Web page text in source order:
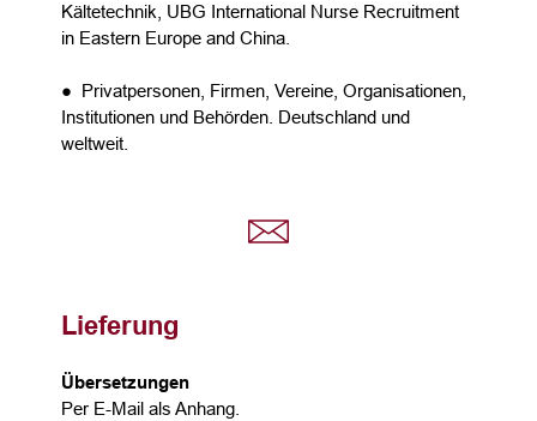
Kältetechnik, UBG International Nurse Recruitment
in Eastern Europe and China.
● Privatpersonen, Firmen, Vereine, Organisationen,
Institutionen und Behörden. Deutschland und
weltweit.
Lieferung
Übersetzungen
Per E-Mail als Anhang.